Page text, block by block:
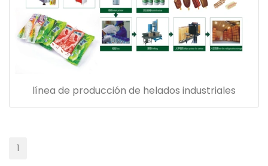
línea de producción de helados industriales
1